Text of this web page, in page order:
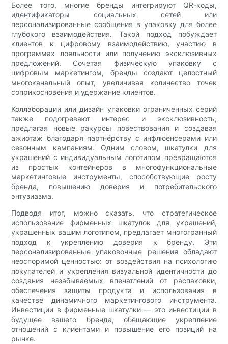
Более того, многие бренды интегрируют QR-коды,
идентификаторы социальных сетей или
персонализированные сообщения в упаковку для более
глубокого взаимодействия. Такой подход побуждает
клиентов к цифровому взаимодействию, участию в
программах лояльности или получению эксклюзивных
предложений. Сочетая физическую упаковку с
цифровым маркетингом, бренды создают целостный
многоканальный опыт, увеличивая количество точек
соприкосновения и удержание клиентов.
Коллаборации или дизайн упаковки ограниченных серий
также подогревают интерес и эксклюзивность,
предлагая новые ракурсы повествования и создавая
ажиотаж благодаря партнёрству с инфлюенсерами или
сезонным кампаниям. Одним словом, шкатулки для
украшений с индивидуальным логотипом превращаются
из простых контейнеров в многофункциональные
маркетинговые инструменты, способствующие росту
бренда, повышению доверия и потребительского
энтузиазма.
Подводя итог, можно сказать, что стратегическое
использование фирменных шкатулок для украшений,
украшенных вашим логотипом, предлагает многогранный
подход к укреплению доверия к бренду. Эти
персонализированные упаковочные решения обладают
неоспоримой ценностью: от воздействия на психологию
покупателей и укрепления визуальной идентичности до
создания незабываемых впечатлений от распаковки,
обеспечения защиты продукта и использования в
качестве динамичного маркетингового инструмента.
Инвестиции в фирменные шкатулки — это инвестиции в
будущее вашего бренда, обещающие укрепление
отношений с клиентами и повышение его позиций на
рынке.